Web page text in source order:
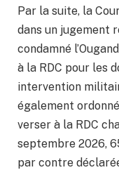
Par la suite, la
dans un jugement
condamné
à la RDC pour les
intervention
également
verser à la RDC
septembre 2026,
par contre